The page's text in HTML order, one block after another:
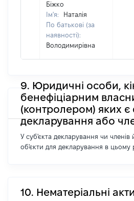
Біжко
Ім'я:
Наталія
По батькові (за
наявності):
Володимирівна
9. Юридичні особи,
бенефіціарним
(контролером) яких є
декларування або
У суб'єкта декларування чи членів
об'єкти для декларування в цьому
10. Нематеріальні